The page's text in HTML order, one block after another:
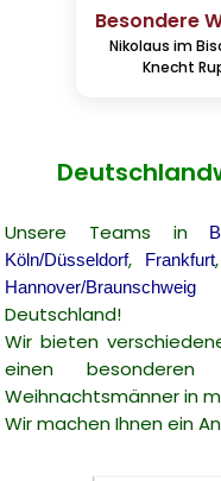
Besondere
Nikolaus im
Knecht
Unsere Teams in
Köln/Düsseldorf, Frankfurt,
Hannover/Braunschweig
Deutschland!
Wir bieten
einen
Weihnachtsmänner in
Wir machen Ihnen ein